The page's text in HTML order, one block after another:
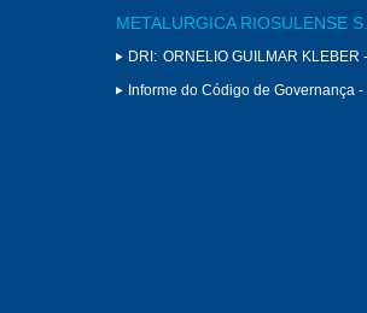
METALURGICA RIOSULENSE
DRI: ORNELIO GUILMAR KLEBER
Informe do Código de Governança